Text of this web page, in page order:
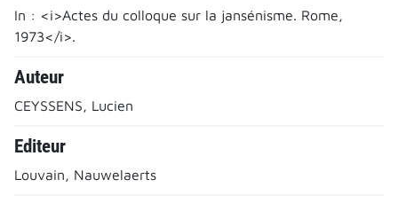
In : <i>Actes du colloque sur la jansénisme. Rome,
1973</i>.
Auteur
CEYSSENS, Lucien
Editeur
Louvain, Nauwelaerts